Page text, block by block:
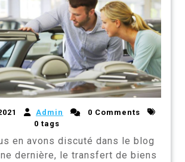
Admin
0 Comments
0 tags
en avons discuté dans le blog
dernière, le transfert de biens